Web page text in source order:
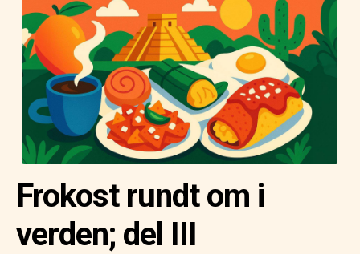
Frokost rundt om i
verden; del III